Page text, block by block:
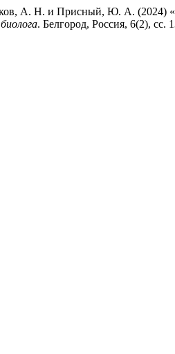
А. Н. и Присный, Ю. А. (2024)
. Белгород, Россия, 6(2), сс.